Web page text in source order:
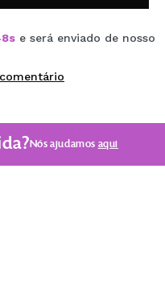
s e será enviado de nosso
Nós ajudamos aqui